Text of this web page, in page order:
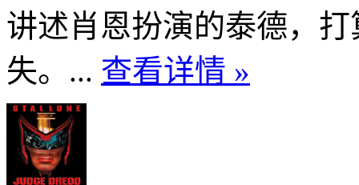
讲述肖恩扮演的泰德，
失。... 查看详情 »